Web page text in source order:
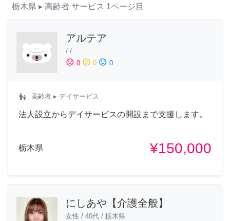
栃木県 ▸ 高齢者 サービス 1ページ目
アルテア
/ /
sentiment_satisfied 0 sentiment_neutral 0 sentiment_dissatisfied 0
escalator_warning 高齢者 ▸ デイサービス
法人設立からデイサービスの開設まで支援します。
栃木県 ¥150,000
にしあや【介護全般】
女性 / 40代 / 栃木県